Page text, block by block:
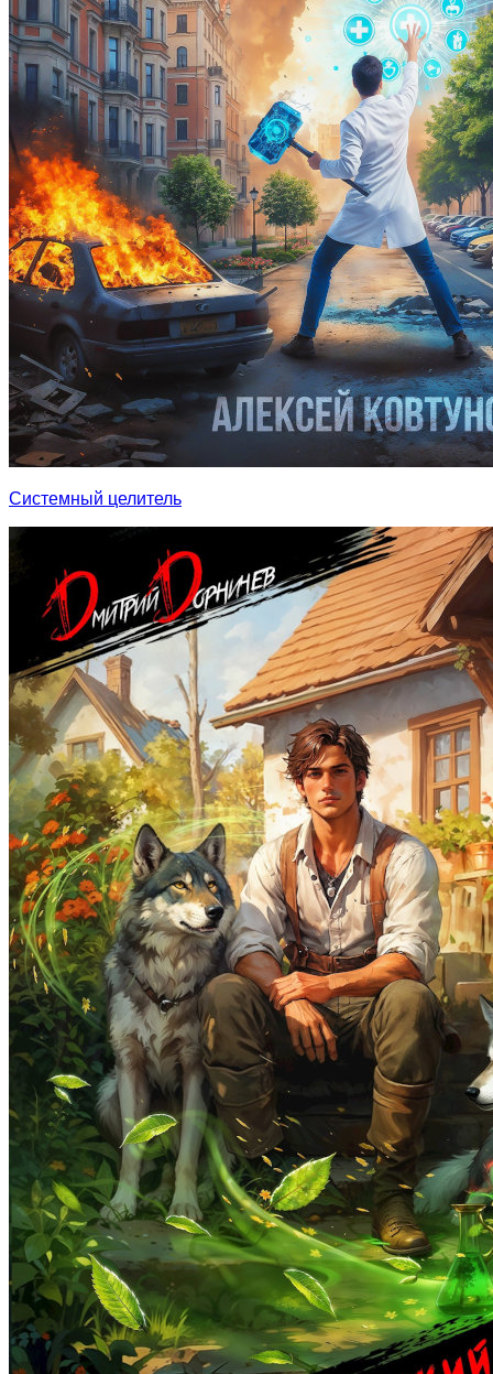
Системный целитель